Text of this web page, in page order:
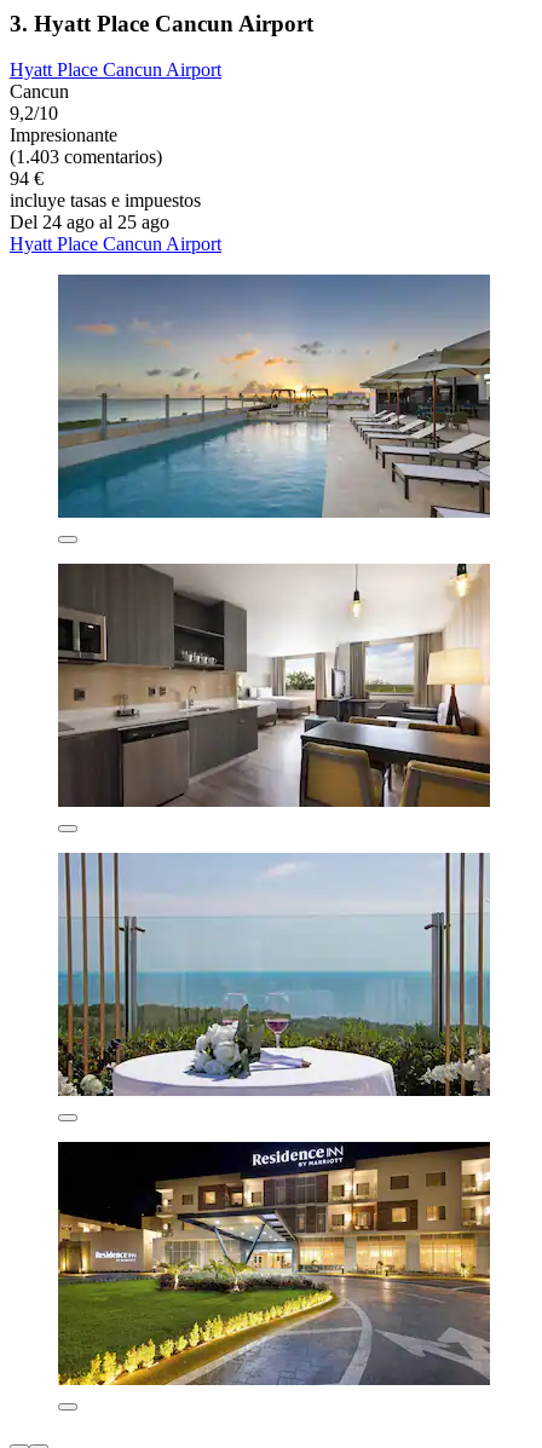
3. Hyatt Place Cancun Airport
Hyatt Place Cancun Airport
Cancun
9,2/10
Impresionante
(1.403 comentarios)
94 €
incluye tasas e impuestos
Del 24 ago al 25 ago
Hyatt Place Cancun Airport